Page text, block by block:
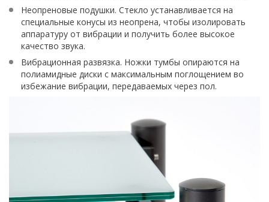
Неопреновые подушки. Стекло устанавливается на
специальные конусы из неопрена, чтобы изолировать
аппаратуру от вибрации и получить более высокое
качество звука.
Вибрационная развязка. Ножки тумбы опираются на
полиамидные диски с максимальным поглощением во
избежание вибрации, передаваемых через пол.